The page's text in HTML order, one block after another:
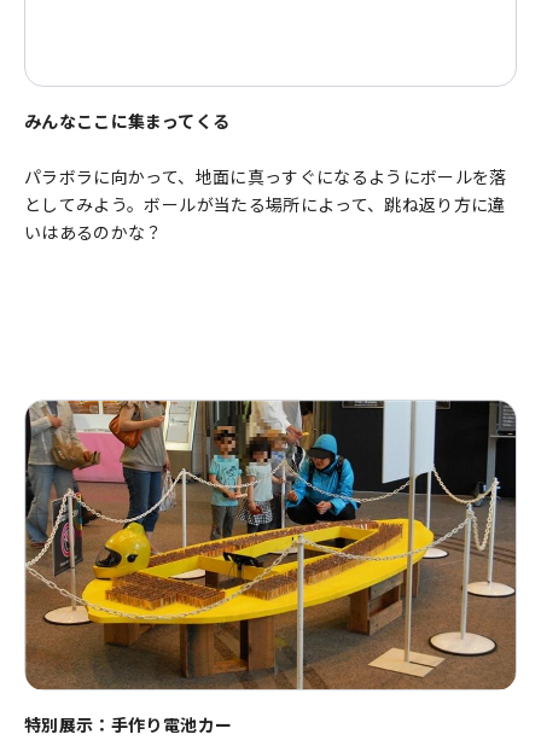
みんなここに集まってくる
パラボラに向かって、地面に真っすぐになるようにボールを落
としてみよう。ボールが当たる場所によって、跳ね返り方に違
いはあるのかな？
特別展示：手作り電池カー